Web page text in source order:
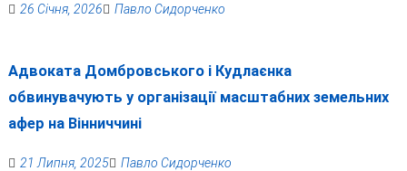
26 Січня, 2026 Павло Сидорченко
Адвоката Домбровського і Кудлаєнка
обвинувачують у організації масштабних земельних
афер на Вінниччині
21 Липня, 2025 Павло Сидорченко